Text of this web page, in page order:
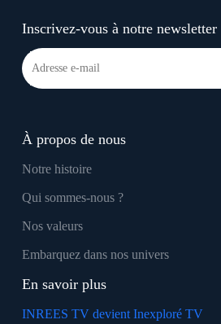
Inscrivez-vous à notre newsletter
À propos de nous
Notre histoire
Qui sommes-nous ?
Nos valeurs
Embarquez dans nos univers
En savoir plus
INREES TV devient Inexploré TV